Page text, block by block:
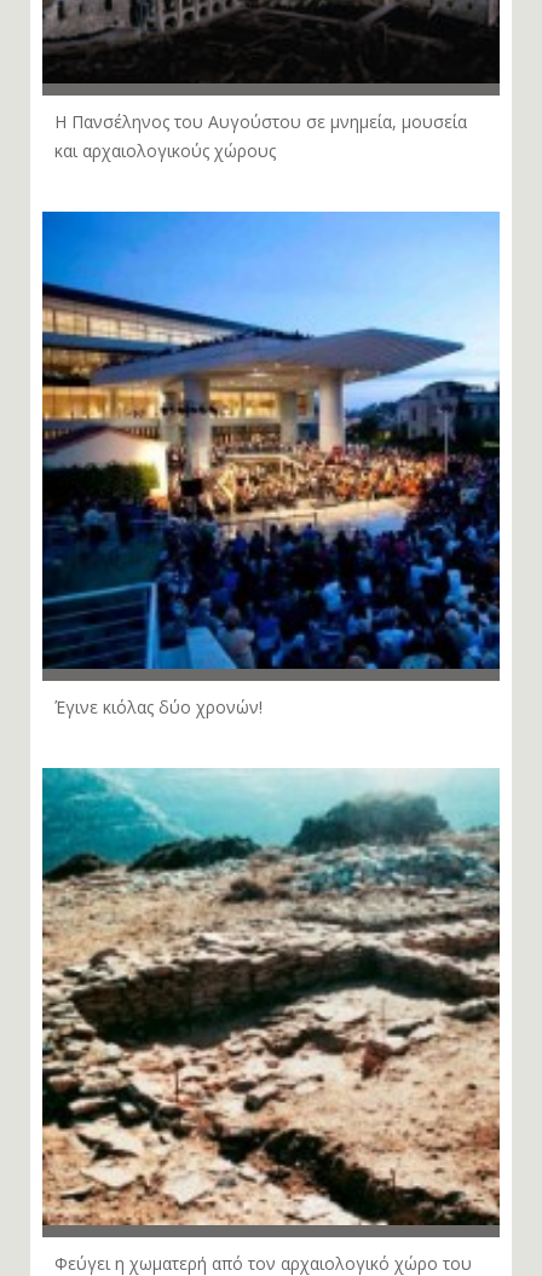
Η Πανσέληνος του Αυγούστου σε μνημεία, μουσεία
και αρχαιολογικούς χώρους
Έγινε κιόλας δύο χρονών!
Φεύγει η χωματερή από τον αρχαιολογικό χώρο του